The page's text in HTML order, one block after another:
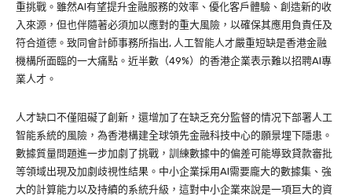
重挑戰。雖然AI有望提升金融服務的效率、優化客戶體驗、創造新的收
入來源，但也伴隨著必須加以應對的重大風險，以確保其應用負責任及
符合道德。致同會計師事務所指出, 人工智能人才嚴重短缺是香港金融
機構所面臨的一大痛點。近半數（49%）的香港企業表示難以招聘AI專
業人才。
人才缺口不僅阻礙了創新，還增加了在缺乏充分監督的情况下部署人工
智能系統的風險，為香港構建全球領先金融科技中心的願景埋下隱患。
數據質量問題進一步加劇了挑戰，訓練數據中的偏差可能導致貸款審批
等領域出現及加劇歧視性結果。中小企業採用AI需要龐大的數據集、強
大的計算能力以及持續的系統升級，這對中小企業來說是一項巨大的資